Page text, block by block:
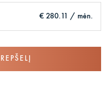
€ 280.11 / mėn.